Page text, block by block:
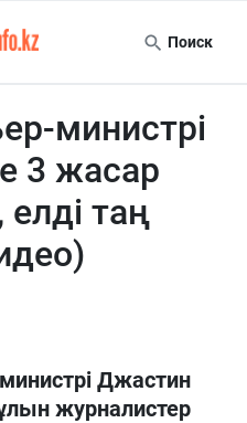
Поиск
министрі
3 жасар
таң
Джастин
журналистер